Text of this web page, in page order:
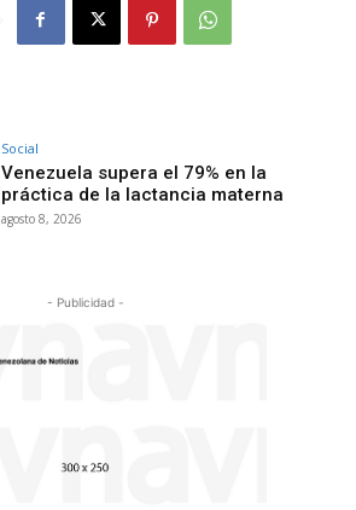
Social
Venezuela supera el 79% en la
práctica de la lactancia materna
agosto 8, 2026
- Publicidad -